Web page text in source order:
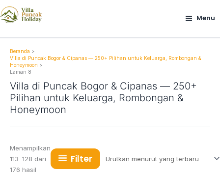
Lewati
ke
Menu
Beranda
Villa di Puncak Bogor & Cipanas — 250+ Pilihan untuk Keluarga, Rombongan &
Honeymoon
Laman 8
Villa di Puncak Bogor & Cipanas — 250+
Pilihan untuk Keluarga, Rombongan &
Honeymoon
Menampilkan
113–128 dari
176 hasil Diurutkan
Filter